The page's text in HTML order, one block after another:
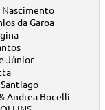
da Garoa
Júnior
Andrea Bocelli